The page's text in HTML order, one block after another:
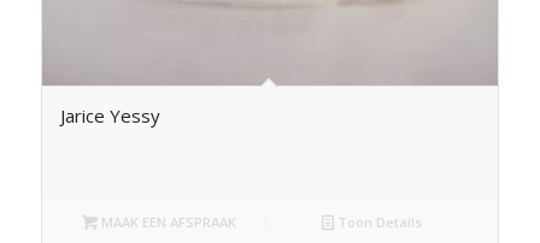
Jarice Yessy
MAAK EEN AFSPRAAK Toon Details